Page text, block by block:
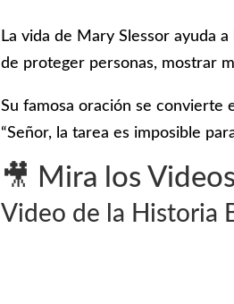
La vida de Mary Slessor ayuda
de proteger personas, mostrar
Su famosa oración se convierte
“Señor, la tarea es imposible
🎥 Mira los
Video de la Historia